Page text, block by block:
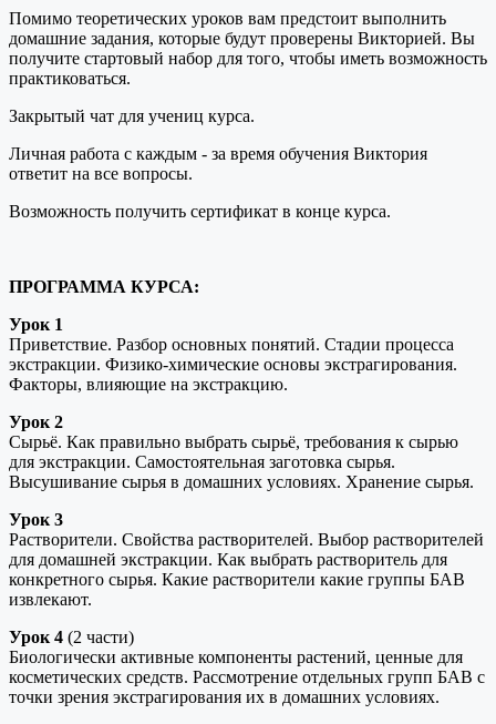
Помимо теоретических уроков вам предстоит выполнить
домашние задания, которые будут проверены Викторией. Вы
получите стартовый набор для того, чтобы иметь возможность
практиковаться.
Закрытый чат для учениц курса.
Личная работа с каждым - за время обучения Виктория
ответит на все вопросы.
Возможность получить сертификат в конце курса.
ПРОГРАММА КУРСА:
Урок 1
Приветствие. Разбор основных понятий. Стадии процесса
экстракции. Физико-химические основы экстрагирования.
Факторы, влияющие на экстракцию.
Урок 2
Сырьё. Как правильно выбрать сырьё, требования к сырью
для экстракции. Самостоятельная заготовка сырья.
Высушивание сырья в домашних условиях. Хранение сырья.
Урок 3
Растворители. Свойства растворителей. Выбор растворителей
для домашней экстракции. Как выбрать растворитель для
конкретного сырья. Какие растворители какие группы БАВ
извлекают.
Урок 4 (2 части)
Биологически активные компоненты растений, ценные для
косметических средств. Рассмотрение отдельных групп БАВ с
точки зрения экстрагирования их в домашних условиях.